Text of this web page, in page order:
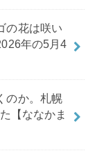
の花は咲い
年の5月4
のか。札幌
【ななかま